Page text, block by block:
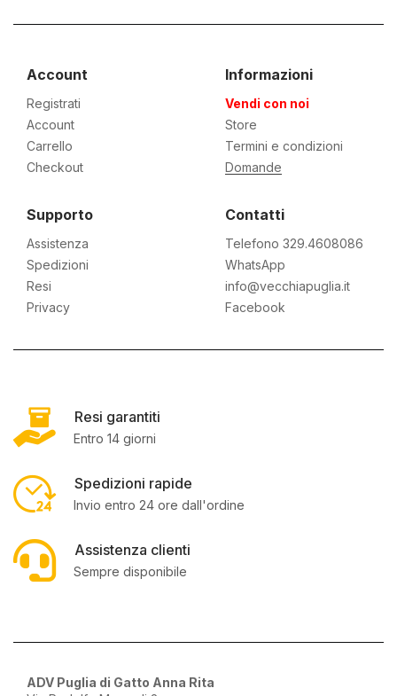
Account
Registrati
Account
Carrello
Checkout
Informazioni
Vendi con noi
Store
Termini e condizioni
Domande
Supporto
Assistenza
Spedizioni
Resi
Privacy
Contatti
Telefono 329.4608086
WhatsApp
info@vecchiapuglia.it
Facebook
Resi garantiti
Entro 14 giorni
Spedizioni rapide
Invio entro 24 ore dall'ordine
Assistenza clienti
Sempre disponibile
ADV Puglia di Gatto Anna Rita